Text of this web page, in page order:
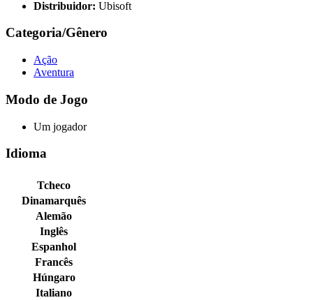
Distribuidor: Ubisoft
Categoria/Gênero
Ação
Aventura
Modo de Jogo
Um jogador
Idioma
Tcheco
Dinamarquês
Alemão
Inglês
Espanhol
Francês
Húngaro
Italiano